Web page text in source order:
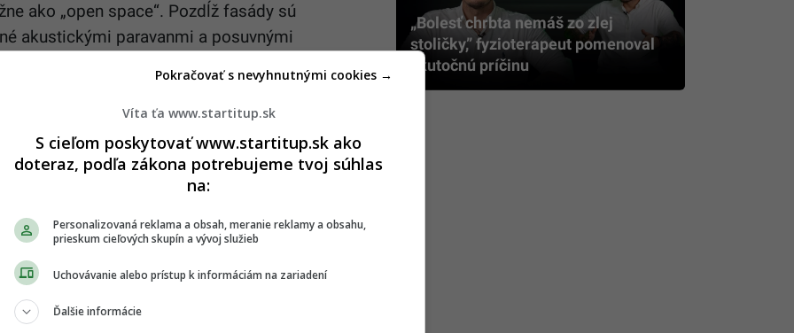
ako „open space“. Pozdĺž fasády sú
akustickými paravanmi a posuvnými
do výšky 1,8m. Tieto priečky slúžia na
tiché miestnosti na sústredenú prácu,
priestoru oddelené celopresklenými
ktorá je jedným z lídrov v oblasti IT technológií,
zasadacích miestností kvalitnou
zasadacích miestností boli použité celoplošné
podhľady sú v celom priestore akustické.
v súlade s firemnou kultúrou. Snahou bolo
„Bolesť chrbta nemáš zo zlej
stoličky,” fyzioterapeut pomenoval
skutočnú príčinu
Víta ťa www.startitup.sk
S cieľom poskytovať www.startitup.sk ako
doteraz, podľa zákona potrebujeme tvoj súhlas
na:
Personalizovaná reklama a obsah, meranie reklamy a obsahu,
prieskum cieľových skupín a vývoj služieb
Uchovávanie alebo prístup k informáciám na zariadení
Ďalšie informácie
Pokračovať s nevyhnutnými cookies →